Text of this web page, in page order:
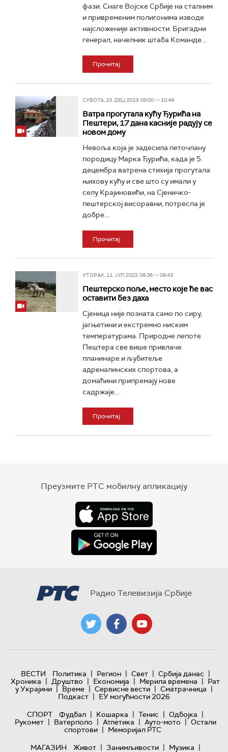
фази. Снаге Војске Србије на сталним
и привременим полигонима изводе
најсложеније активности. Бригадни
генерал, начелник штаба Команде...
Прочитај
СУБОТА, 23. ДЕЦ 2023, 09:00 -> 10:49
Ватра прогутала кућу Ђурића на
Пештери, 17 дана касније радују се
новом дому
Невоља која је задесила петочлану
породицу Марка Ђурића, када је 5.
децембра ватрена стихија прогутала
њихову кућу и све што су имали у
селу Крајиновићи, на Сјеничко-
пештерској висоравни, потресла је
добре...
Прочитај
УТОРАК, 11. ЈУЛ 2023, 08:36 -> 08:43
Пештерско поље, место које ће вас
оставити без даха
Сјеница није позната само по сиру,
јагњетини и екстремно ниским
температурама. Природне лепоте
Пештера све више привлаче
планинаре и љубитеље
адреналинских спортова, а
домаћини припремају нове
садржаје...
Прочитај
Преузмите РТС мобилну апликацију
Радио Телевизија Србије
ВЕСТИ Политика | Регион | Свет | Србија данас |
Хроника | Друштво | Економија | Мерила времена | Рат
у Украјини | Време | Сервисне вести | Сматрачница |
Подкаст | ЕУ могућности 2026
СПОРТ
Фудбал | Кошарка | Тенис | Одбојка |
Рукомет | Ватерполо | Атлетика | Ауто-мото | Остали
спортови | Меморијал РТС
МАГАЗИН
Живот | Занимљивости | Музика |